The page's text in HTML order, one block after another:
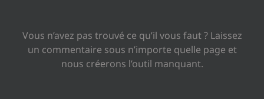
Vous n’avez pas trouvé ce qu’il vous faut ? Laissez
un commentaire sous n’importe quelle page et
nous créerons l’outil manquant.